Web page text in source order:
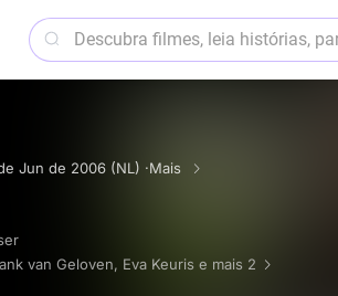
Jun de 2006 (NL) ·Mais
van Geloven, Eva Keuris e mais 2